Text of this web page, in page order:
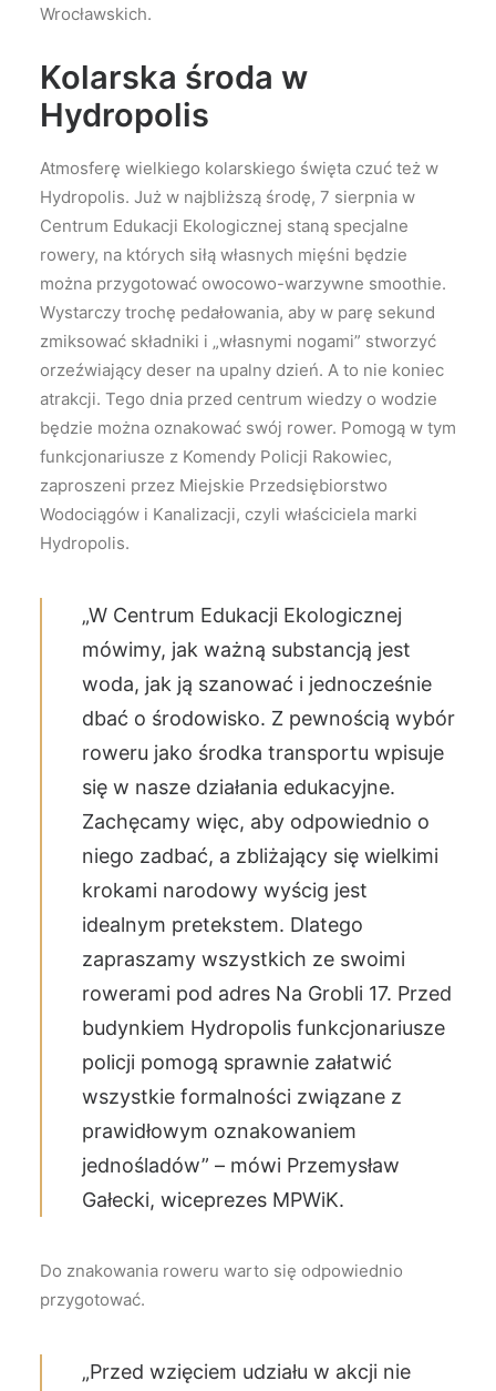
Wrocławskich.
Kolarska środa w
Hydropolis
Atmosferę wielkiego kolarskiego święta czuć też w
Hydropolis. Już w najbliższą środę, 7 sierpnia w
Centrum Edukacji Ekologicznej staną specjalne
rowery, na których siłą własnych mięśni będzie
można przygotować owocowo-warzywne smoothie.
Wystarczy trochę pedałowania, aby w parę sekund
zmiksować składniki i „własnymi nogami” stworzyć
orzeźwiający deser na upalny dzień. A to nie koniec
atrakcji. Tego dnia przed centrum wiedzy o wodzie
będzie można oznakować swój rower. Pomogą w tym
funkcjonariusze z Komendy Policji Rakowiec,
zaproszeni przez Miejskie Przedsiębiorstwo
Wodociągów i Kanalizacji, czyli właściciela marki
Hydropolis.
„W Centrum Edukacji Ekologicznej
mówimy, jak ważną substancją jest
woda, jak ją szanować i jednocześnie
dbać o środowisko. Z pewnością wybór
roweru jako środka transportu wpisuje
się w nasze działania edukacyjne.
Zachęcamy więc, aby odpowiednio o
niego zadbać, a zbliżający się wielkimi
krokami narodowy wyścig jest
idealnym pretekstem. Dlatego
zapraszamy wszystkich ze swoimi
rowerami pod adres Na Grobli 17. Przed
budynkiem Hydropolis funkcjonariusze
policji pomogą sprawnie załatwić
wszystkie formalności związane z
prawidłowym oznakowaniem
jednośladów” – mówi Przemysław
Gałecki, wiceprezes MPWiK.
Do znakowania roweru warto się odpowiednio
przygotować.
„Przed wzięciem udziału w akcji nie